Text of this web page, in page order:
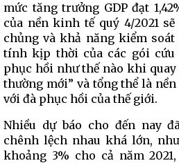
mức tăng trưởng GDP đạt
của nền kinh tế quý 4/2021
chủng và khả năng kiểm soát
tính kịp thời của các gói cứu
phục hồi như thế nào khi
thường mới” và tổng thể là
với đà phục hồi của thế giới.
Nhiều dự báo cho đến nay
chênh lệch nhau khá lớn,
khoảng 3% cho cả năm